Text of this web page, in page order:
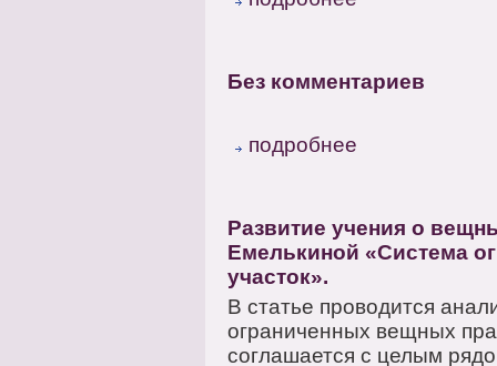
Без комментариев
подробнее
Развитие учения о
Емелькиной «Система
участок».
В статье проводится
ограниченных вещных
соглашается с целым